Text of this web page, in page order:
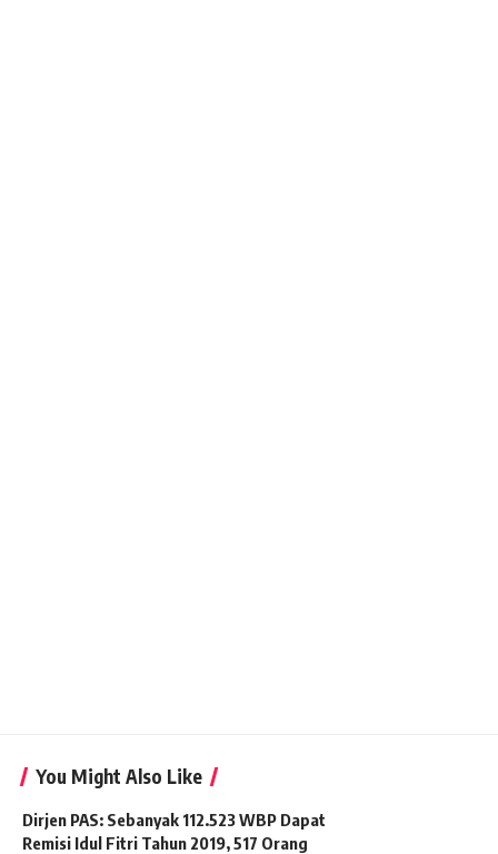
You Might Also Like
Dirjen PAS: Sebanyak 112.523 WBP Dapat
Remisi Idul Fitri Tahun 2019, 517 Orang